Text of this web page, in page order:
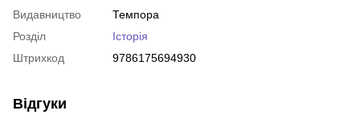
Видавництво
Темпора
Розділ
Історія
Штрихкод
9786175694930
Відгуки